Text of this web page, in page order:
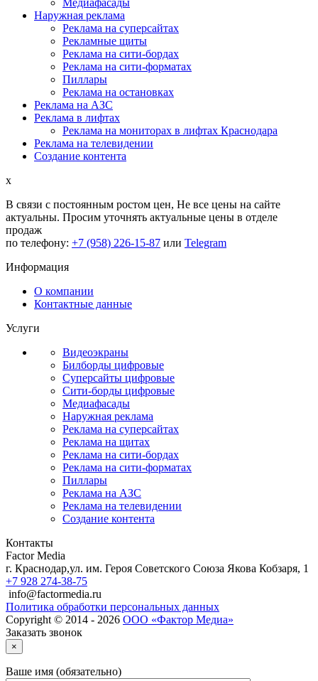
Наружная реклама
Реклама на суперсайтах
Рекламные щиты
Реклама на сити-бордах
Реклама на сити-форматах
Пиллары
Реклама на остановках
Реклама на АЗС
Реклама в лифтах
Реклама на мониторах в лифтах Краснодара
Реклама на телевидении
Создание контента
x
В связи с постоянным ростом цен, Не все цены на сайте
актуальны. Просим уточнять актуальные цены в отделе
продаж
по телефону: +7 (958) 226-15-87 или Telegram
Информация
О компании
Контактные данные
Услуги
Видеоэкраны
Билборды цифровые
Суперсайты цифровые
Сити-борды цифровые
Медиафасады
Наружная реклама
Реклама на суперсайтах
Реклама на щитах
Реклама на сити-бордах
Реклама на сити-форматах
Пиллары
Реклама на АЗС
Реклама на телевидении
Создание контента
Контакты
Factor Media
г. Краснодар,ул. им. Героя Советского Союза Якова Кобзаря, 1
+7 928 274-38-75
info@factormedia.ru
Политика обработки персональных данных
Copyright © 2014 - 2026 ООО «Фактор Медиа»
Заказать звонок
×
Ваше имя (обязательно)